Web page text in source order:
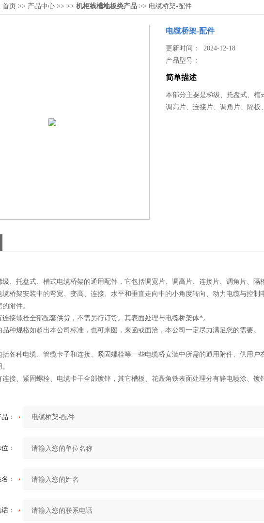
首页 >> 产品中心 >> >> 机柜线槽地板类产品 >> 电缆桥架-配件
电缆桥架-配件
更新时间： 2024-12-18
产品型号：
简单描述
本部分主要是梯级、托盘式、槽
调高片、连接片、调角片、隔板
、托盘式、槽式电缆桥架的通用配件，它包括调宽片、调高片、连接片、调角片、隔
缆桥架安装中的弯宽、变高、连接、水平和垂直走向中的小角度转向、动力电缆与控制
附件。
接螺栓全部配套供货，不需另行订货。其表面处理与电缆桥架体*。
品种规格如超出本公司标准，也可来图，来函或面洽，本公司一定尽力满足您的需要。
括各种电缆、管缆卡子和连接、紧固螺栓等一些电缆桥安装中所需的通用附件、供用户
连接、紧固螺栓、电缆卡干全部镀锌，其它槽板、花矗角铁表面处理分有静电喷涂、镀
：
：
：
：